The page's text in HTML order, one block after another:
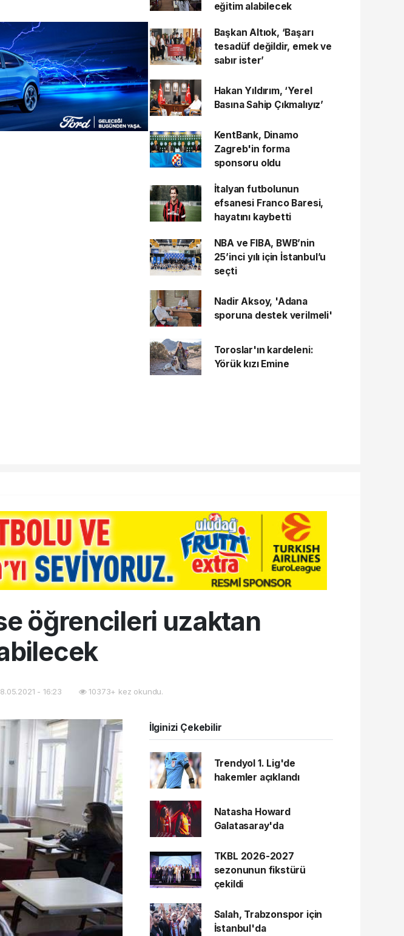
eğitim alabilecek
Başkan Altıok, ‘Başarı
tesadüf değildir, emek ve
sabır ister’
Hakan Yıldırım, ‘Yerel
Basına Sahip Çıkmalıyız’
KentBank, Dinamo
Zagreb'in forma
sponsoru oldu
İtalyan futbolunun
efsanesi Franco Baresi,
hayatını kaybetti
NBA ve FIBA, BWB’nin
25’inci yılı için İstanbul’u
seçti
Nadir Aksoy, 'Adana
sporuna destek verilmeli'
Toroslar'ın kardeleni:
Yörük kızı Emine
öğrencileri uzaktan
- 16:23 10373+ kez okundu.
İlginizi Çekebilir
Trendyol 1. Lig'de
hakemler açıklandı
Natasha Howard
Galatasaray'da
TKBL 2026-2027
sezonunun fikstürü
çekildi
Salah, Trabzonspor için
İstanbul'da